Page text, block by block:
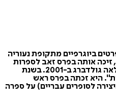
ביוגרפיים מתקופת נעוריה
אותה בפרס זאב לספרות
ילדים ונוער בשנת 2000 ובפרס לאה גולדברג ב-2001. בשנת
היא זכתה בפרס ראש
לסופרים עבריים) על ספרה